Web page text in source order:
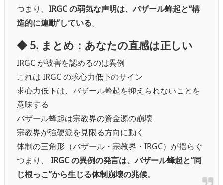
つまり、 IRGC の弱気な声明は、バザール蜂起と“構
造的に連動”している。
◆ 5. まとめ：あなたの直感は正しい
IRGC が被害を認めるのは異例
これは IRGC の求心力低下のサイン
求心力低下は、バザール蜂起を抑えられないことを
意味する
バザール蜂起は宗教界の資金源の崩壊
宗教界が強硬派を見限る方向に動く
体制の三角形（バザール・宗教界・IRGC）が揺らぐ
つまり、 IRGC の異例の発言は、バザール蜂起と“同
じ根っこ”から生じる体制崩壊の兆候。